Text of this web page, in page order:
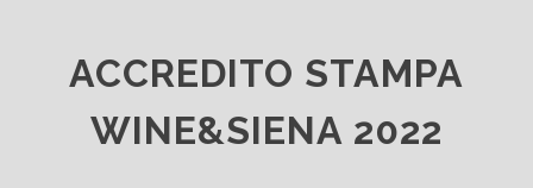
ACCREDITO STAMPA
WINE&SIENA 2022